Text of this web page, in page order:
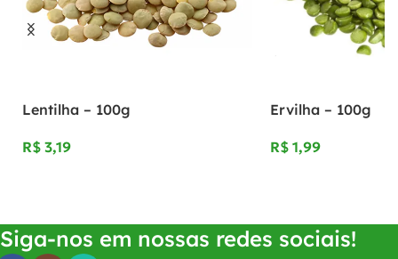
Lentilha – 100g
R$
Ervilha – 100g
R$
Siga-nos em nossas redes sociais!